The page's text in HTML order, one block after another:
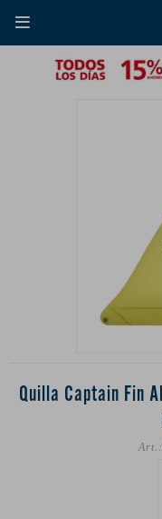

Quilla Captain Fin